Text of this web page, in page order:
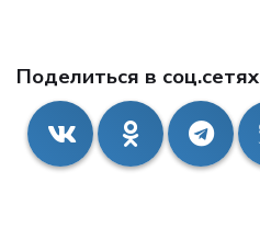
Поделиться в соц.сетях